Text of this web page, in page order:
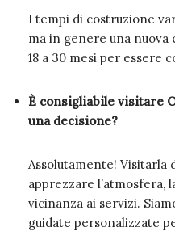
I tempi di costruzione
ma in genere una
18 a 30 mesi per essere
È consigliabile visitare
una decisione?
Assolutamente!
apprezzare l’atmosfera,
vicinanza ai servizi.
guidate personalizzate